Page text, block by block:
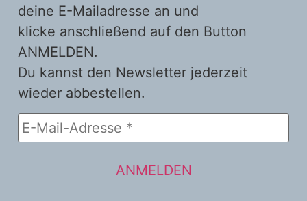
deine E-Mailadresse an und
klicke anschließend auf den Button
ANMELDEN.
Du kannst den Newsletter jederzeit
wieder abbestellen.